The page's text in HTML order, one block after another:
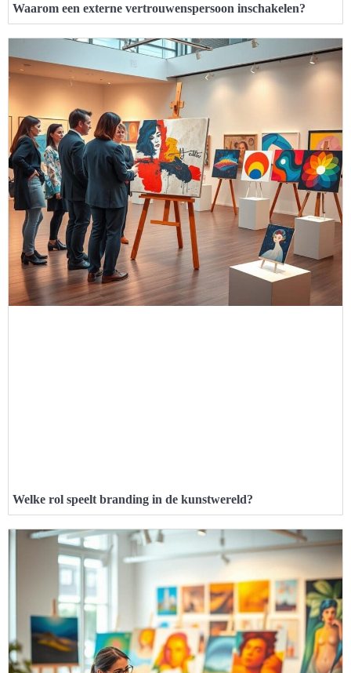
Waarom een externe vertrouwenspersoon inschakelen?
Welke rol speelt branding in de kunstwereld?